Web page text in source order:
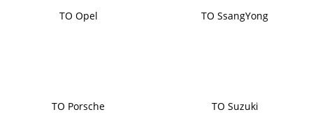
ТО Opel ТО SsangYong
ТО Porsche ТО Suzuki